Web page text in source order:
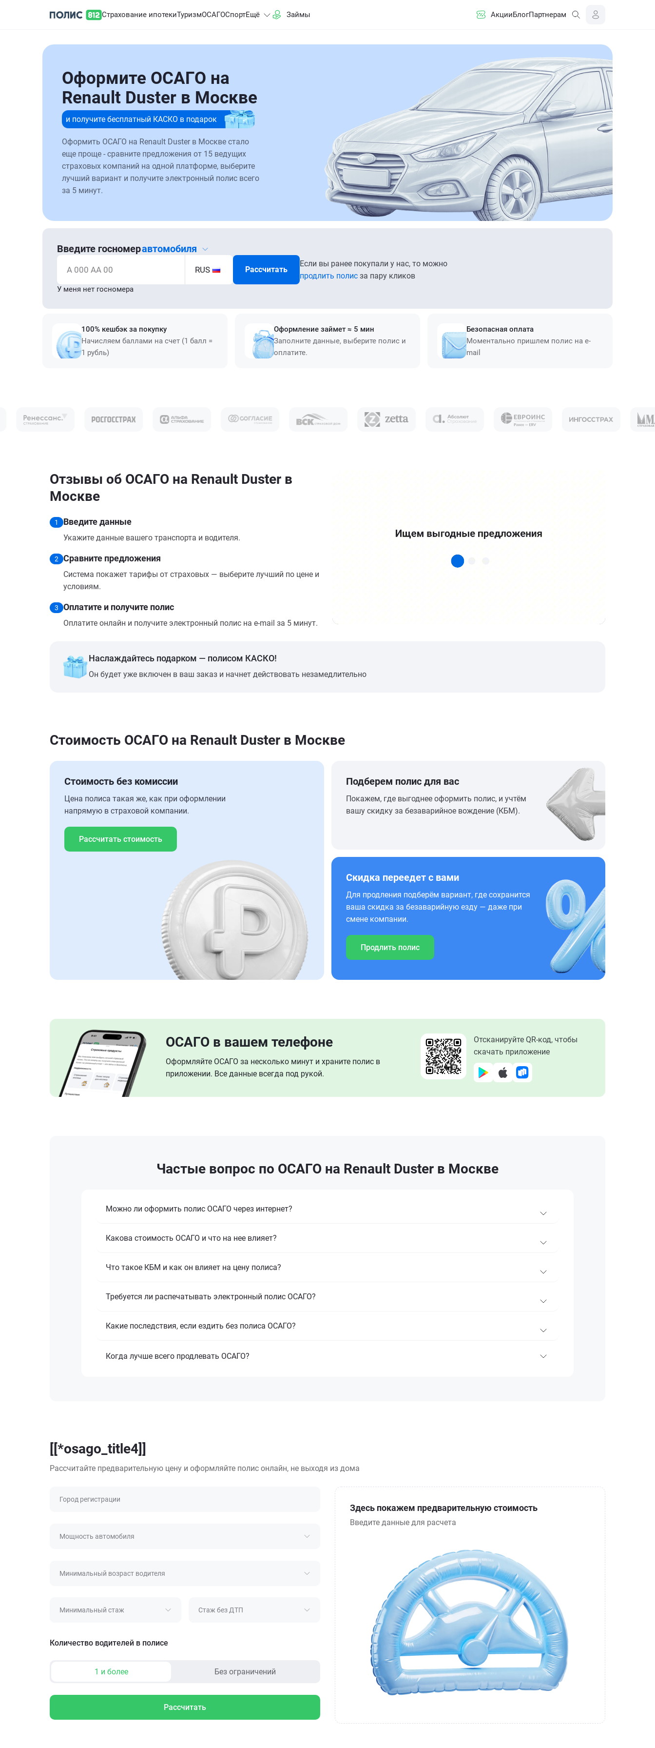
Страхование ипотекиТуризмОСАГОСпортЕщё Займы АкцииБлогПартнерам
Оформите ОСАГО на
Renault Duster в Москве
и получите бесплатный КАСКО в подарок
Оформить ОСАГО на Renault Duster в Москве стало
еще проще - сравните предложения от 15 ведущих
страховых компаний на одной платформе, выберите
лучший вариант и получите электронный полис всего
за 5 минут.
Введите госномеравтомобиля
А 000 АА 00 RUS Рассчитать
Если вы ранее покупали у нас, то можно
продлить полис за пару кликов
У меня нет госномера
100% кешбэк за покупку
Начисляем баллами на счет (1 балл =
1 рубль)
Оформление займет ≈ 5 мин
Заполните данные, выберите полис и
оплатите.
Безопасная оплата
Моментально пришлем полис на e-
mail
Отзывы об ОСАГО на Renault Duster в
Москве
1 Введите данные
Укажите данные вашего транспорта и водителя.
2 Сравните предложения
Система покажет тарифы от страховых — выберите лучший по цене и
условиям.
3 Оплатите и получите полис
Оплатите онлайн и получите электронный полис на e-mail за 5 минут.
Наслаждайтесь подарком — полисом КАСКО!
Он будет уже включен в ваш заказ и начнет действовать незамедлительно
Стоимость ОСАГО на Renault Duster в Москве
Стоимость без комиссии
Цена полиса такая же, как при оформлении
напрямую в страховой компании.
Рассчитать стоимость
Подберем полис для вас
Покажем, где выгоднее оформить полис, и учтём
вашу скидку за безаварийное вождение (КБМ).
Скидка переедет с вами
Для продления подберём вариант, где сохранится
ваша скидка за безаварийную езду — даже при
смене компании.
Продлить полис
ОСАГО в вашем телефоне
Оформляйте ОСАГО за несколько минут и храните полис в
приложении. Все данные всегда под рукой.
Отсканируйте QR-код, чтобы
скачать приложение
Частые вопрос по ОСАГО на Renault Duster в Москве
Можно ли оформить полис ОСАГО через интернет?
Какова стоимость ОСАГО и что на нее влияет?
Что такое КБМ и как он влияет на цену полиса?
Требуется ли распечатывать электронный полис ОСАГО?
Какие последствия, если ездить без полиса ОСАГО?
Когда лучше всего продлевать ОСАГО?
[[*osago_title4]]
Рассчитайте предварительную цену и оформляйте полис онлайн, не выходя из дома
Город регистрации
Мощность автомобиля
Минимальный возраст водителя
Минимальный стаж Стаж без ДТП
Количество водителей в полисе
1 и более Без ограничений
Рассчитать
Здесь покажем предварительную стоимость
Введите данные для расчета